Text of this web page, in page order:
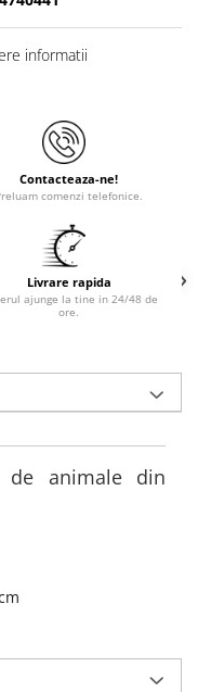
informatii
Contacteaza-ne!
comenzi telefonice.
Livrare rapida
ajunge la tine in 24/48 de
ore.
de animale din